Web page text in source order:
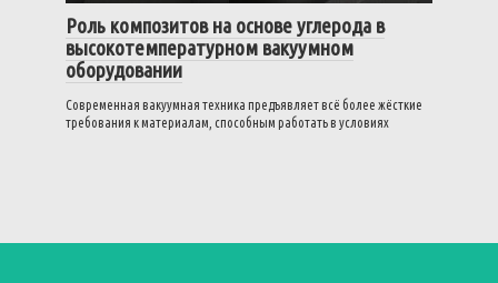
Роль композитов на основе углерода в
высокотемпературном вакуумном
оборудовании
Современная вакуумная техника предъявляет всё более жёсткие
требования к материалам, способным работать в условиях